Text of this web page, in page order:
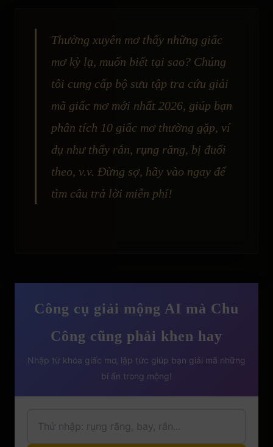
Thường xuyên mơ thấy những giấc
mơ kỳ lạ, muốn biết tại sao? Chúng
tôi cung cấp bộ sưu tập tra cứu giải
mã giấc mơ mới nhất 2026, giúp bạn
phân tích 10 giấc mơ thường gặp, ví
dụ như thấy rắn, rụng răng, bị đuổi
theo, v.v. Đừng sợ, hãy vào ngay để
tìm câu trả lời miễn phí!
Công cụ giải mộng AI mà Chu
Công cũng phải khen hay
Nhập từ khóa giấc mơ, lập tức giúp bạn giải mã những
bí ẩn trong mộng!